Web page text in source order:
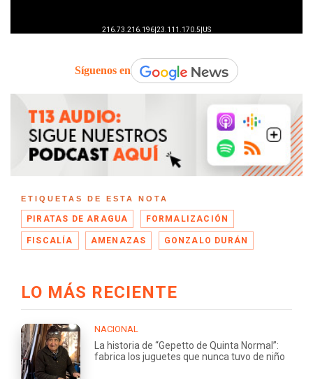
Síguenos en
ETIQUETAS DE ESTA NOTA
PIRATAS DE ARAGUA FORMALIZACIÓN
FISCALÍA AMENAZAS GONZALO DURÁN
LO MÁS RECIENTE
NACIONAL
La historia de “Gepetto de Quinta Normal”:
fabrica los juguetes que nunca tuvo de niño